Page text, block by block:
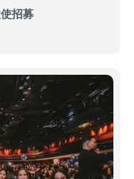
招募